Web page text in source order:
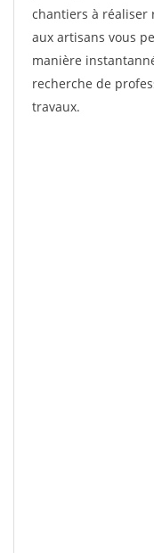
chantiers à réaliser
aux artisans vous
manière
recherche de
travaux.